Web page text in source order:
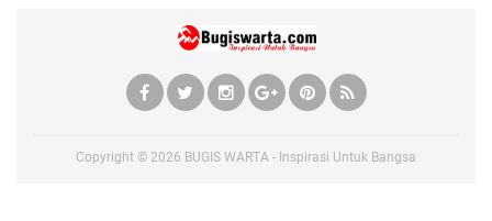
Copyright © 2026 BUGIS WARTA - Inspirasi Untuk Bangsa